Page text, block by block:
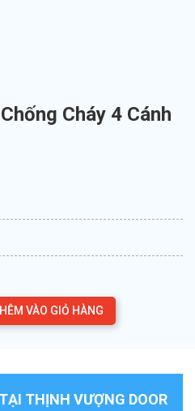
Cháy 4 Cánh
VÀO GIỎ HÀNG
THỊNH VƯỢNG DOOR